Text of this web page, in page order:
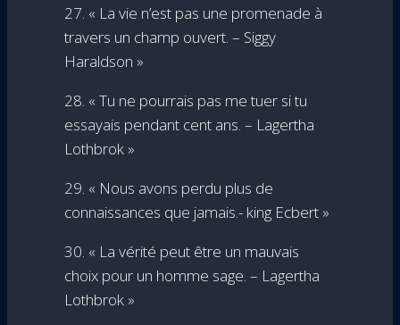
27. « La vie n’est pas une promenade à
travers un champ ouvert. – Siggy
Haraldson »
28. « Tu ne pourrais pas me tuer si tu
essayais pendant cent ans. – Lagertha
Lothbrok »
29. « Nous avons perdu plus de
connaissances que jamais.- king Ecbert »
30. « La vérité peut être un mauvais
choix pour un homme sage. – Lagertha
Lothbrok »